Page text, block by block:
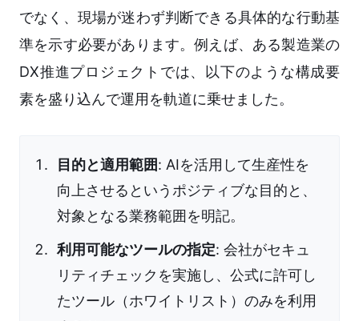
でなく、現場が迷わず判断できる具体的な行動基
準を示す必要があります。例えば、ある製造業の
DX推進プロジェクトでは、以下のような構成要
素を盛り込んで運用を軌道に乗せました。
目的と適用範囲: AIを活用して生産性を
向上させるというポジティブな目的と、
対象となる業務範囲を明記。
利用可能なツールの指定: 会社がセキュ
リティチェックを実施し、公式に許可し
たツール（ホワイトリスト）のみを利用